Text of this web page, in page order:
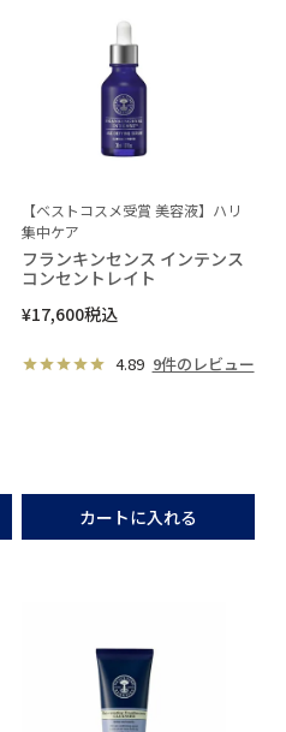
【ベストコスメ受賞 美容液】ハリ
集中ケア
フランキンセンス インテンス
コンセントレイト
¥17,600税込
4.89 9件のレビュー
カートに入れる